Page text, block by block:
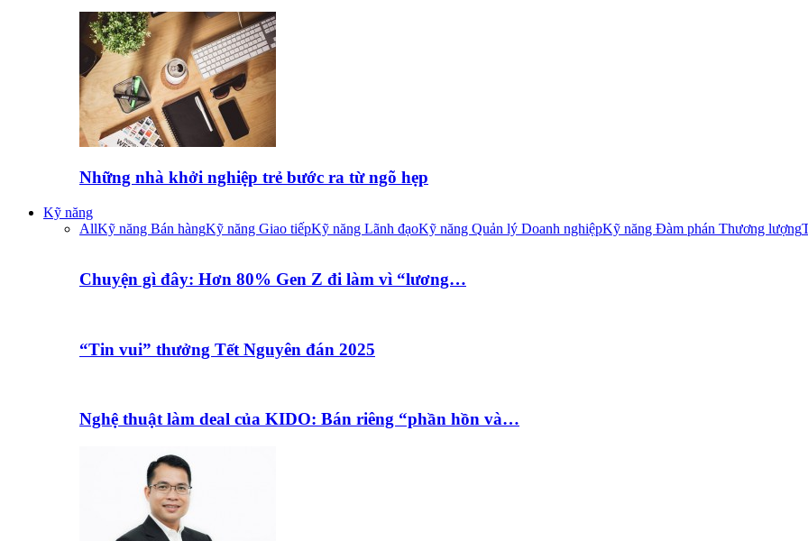
Những nhà khởi nghiệp trẻ bước ra từ ngõ hẹp
Kỹ năng
AllKỹ năng Bán hàngKỹ năng Giao tiếpKỹ năng Lãnh đạoKỹ năng Quản lý Doanh nghiệpKỹ năng Đàm phán Thương lượng
Chuyện gì đây: Hơn 80% Gen Z đi làm vì “lương…
“Tin vui” thưởng Tết Nguyên đán 2025
Nghệ thuật làm deal của KIDO: Bán riêng “phần hồn và…